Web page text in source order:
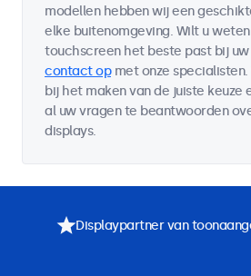
modellen hebben wij een
elke buitenomgeving. Wilt u
touchscreen het beste past bij
contact opmet onze specialisten.
bij het maken van de juiste keuze
al uw vragen te beantwoorden
displays.
Displaypartner van